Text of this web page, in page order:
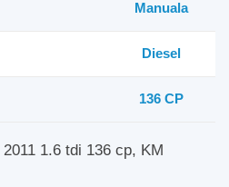
Manuala
Diesel
136 CP
1.6 tdi 136 cp, KM